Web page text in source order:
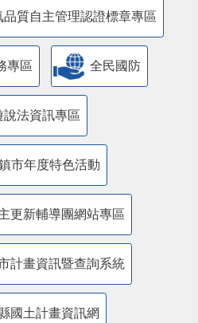
質自主管理認證標章專區
專區 全民國防
說法資訊專區
市年度特色活動
更新輔導團網站專區
計畫資訊暨查詢系統
國土計畫資訊網